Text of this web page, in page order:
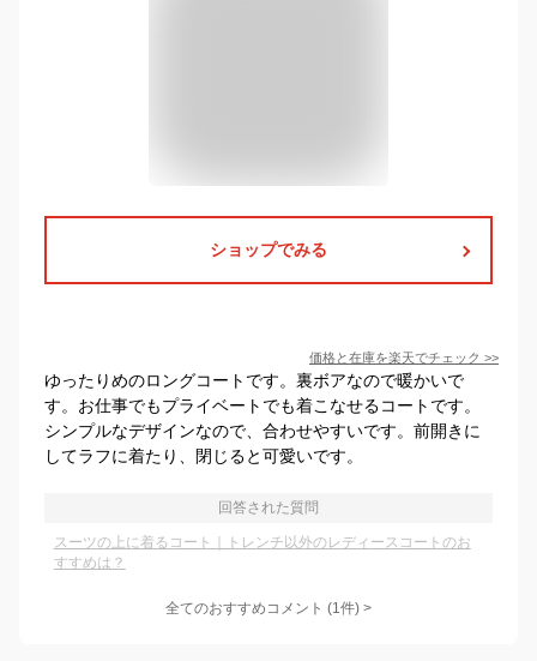
ショップでみる
価格と在庫を楽天でチェック >>
ゆったりめのロングコートです。裏ボアなので暖かいで
す。お仕事でもプライベートでも着こなせるコートです。
シンプルなデザインなので、合わせやすいです。前開きに
してラフに着たり、閉じると可愛いです。
回答された質問
スーツの上に着るコート｜トレンチ以外のレディースコートのお
すすめは？
全てのおすすめコメント (1件) >